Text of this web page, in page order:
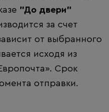
"До двери"
за счет
от выбранного
исходя из
Срок
отправки.